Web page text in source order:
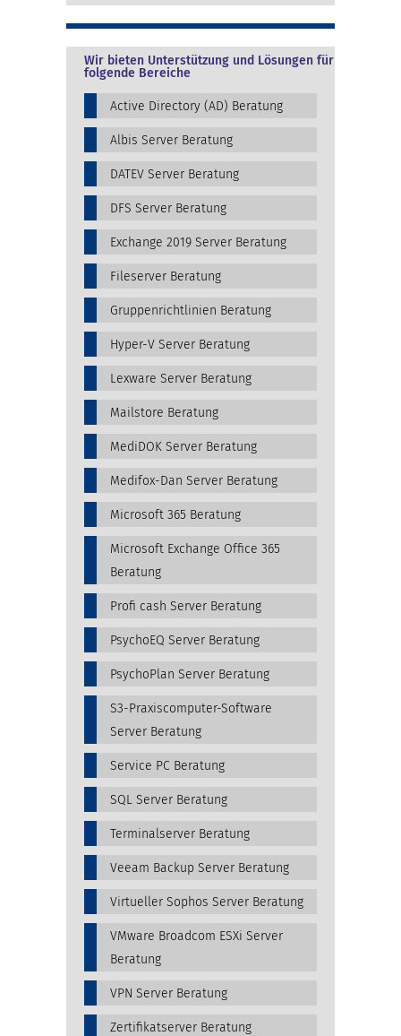
Wir bieten Unterstützung und Lösungen für
folgende Bereiche
Active Directory (AD) Beratung
Albis Server Beratung
DATEV Server Beratung
DFS Server Beratung
Exchange 2019 Server Beratung
Fileserver Beratung
Gruppenrichtlinien Beratung
Hyper-V Server Beratung
Lexware Server Beratung
Mailstore Beratung
MediDOK Server Beratung
Medifox-Dan Server Beratung
Microsoft 365 Beratung
Microsoft Exchange Office 365
Beratung
Profi cash Server Beratung
PsychoEQ Server Beratung
PsychoPlan Server Beratung
S3-Praxiscomputer-Software
Server Beratung
Service PC Beratung
SQL Server Beratung
Terminalserver Beratung
Veeam Backup Server Beratung
Virtueller Sophos Server Beratung
VMware Broadcom ESXi Server
Beratung
VPN Server Beratung
Zertifikatserver Beratung